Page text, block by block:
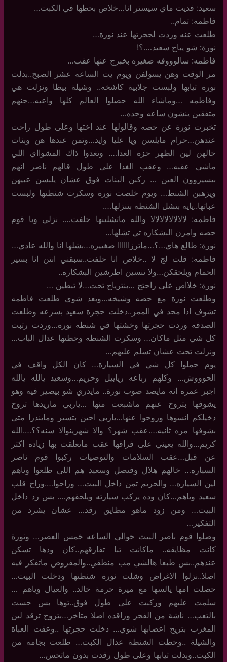
سعيد: فديت ماي سيستر انا…خلاص بحطها في الكبت…
فاطمه: تمام..
طلعت عنه وردت لحجرتها عند نورة…
نورة: شو يباج سعيد….؟!
فاطمه: سالوووفه صغيره بخبرج عنها عقب…
مر الوقت وهن يسولفن ويوم يت الساعه عشر الصبح..بدلت
نورة ثيابها ولبست جلابية كاشخه.. وشيلة بيظا ونزلت هي
وفاطمه …وماشاء الله حصلوا العالم كلها واعيه…جنهم
متفقين ينشون ساعه وحده…
تخبرت نورة عن حصه وقالولها عند اختها وعلى طول راحت
عندهن…حرام مايلسن ويا عليا وايد…وتمن عندها هن وبنات
خالهن لين الظهر حزة الغدا…. وتغدوا ذاك المشوااي اللي
ماشي عقبه… وعقب الغدا على طول قالهم ناصر انهم
بيسيروون العين … ركبن البنات فوق عشان يلبسن عبيهن
ويزهبن الشنط… ويوم خلصت نورة وسكرت شنطتها ولبست
عباتها..يايه بتشل الشنطه بتنزلها….
فاطمه: لالالالالالالالا والله ماتشلينها حلفت…. نزلي ويا قوم
حصه وامرن البشكاره تي تشلها…
نورة: طالع هاي…؟…ماترزاااااا صغييره…بشلها انا والله عادي…
فاطمه: قلت لج لا ..خلاص انا حلفت..سبقني انتن انا بسير
الحمام وبلحقكن…ولا تنسين اطرشين البشكاره..
نورة: خلااص على راحتج …بنترياج تحت…لا تبطين …
وطلعت نورة مع حصه وشيخه…وبعد شوي طلعت فاطمه
تشوف اذا محد في الممر..دخلت حجرة سعيد بسرعه وطلعت
الصدفه وردت حجرتها وخشتها في شنطه نورة…وردت رتبت
كل شي مثل ماكان… وسكرت الشنطه وحطتها عدال الباب…
ونزلت تحت عشان تسلم عليهم…
يوم حملوا كل شي في السيارة… كان الكل واقف في
الحوووش… وكلهم رباعه رياييل وحريم…وسعيد يالله يالله
اجبر عمره انه مايصد صوب نورة.. مايدري شو بيصير فيه وهو
يشوفها بتروح عنهم ماشبعت منها …ياربي ماريدها تروح
دخيلكم انسوها وروحوا عنها…ياربي احين بتسير ومايندرا متى
بشوفها مره ثانيه….عقب شهر؟ والا شهرينوالا سنه؟؟….الله
كريم…والله يعيني على فراقها عقب ماتعلقت بها زياده اكثر
عن قبل…عقب السلامات والتوصيات ركبوا قوم ناصر
السياره… خالهم هلال وفيصل وسعيد هم اللي طلعوا وياهم
لين السياره… والحريم تمن داخل البيت… وراحوا….وراح قلب
سعيد وياهم…كان وده يركب سيارته ويلحقهم…. بس رد داخل
البيت… ومن زود ماهو مظايق رقد… عشان يشرد من
التفكير…
وصلوا قوم ناصر البيت حوالي الساعه خمس العصر… ونورة
كانت مظايقه.. ماكانت تبا تفارقهم..كان ودها تسكن
عندهم..بس طبعا هالشي مب منطقي..والمفروض ماتفكر فيه
اصلا..نزلوا الاغراض وشلت نورة شنطتها ودخلت البيت…
حصلت امها يالسها مع ميرة حرمة خالد.. والعيال وياهم …
سلمت عليهم وركبت على طول فوق..توها بس حست
بالتعب… ناشة من الفجر وراقده اصلا متاخر…بتروح ترقد لين
المغرب بتريح اعصابها شوي… دخلت حجرتها ..وعقت العباة
والشيلة ..وحطت الشنطة عدال الكبت… طلعت بجامه من
الكبت..وبدلت ثيابها وعلى طول رقدت بدون ماتحس…